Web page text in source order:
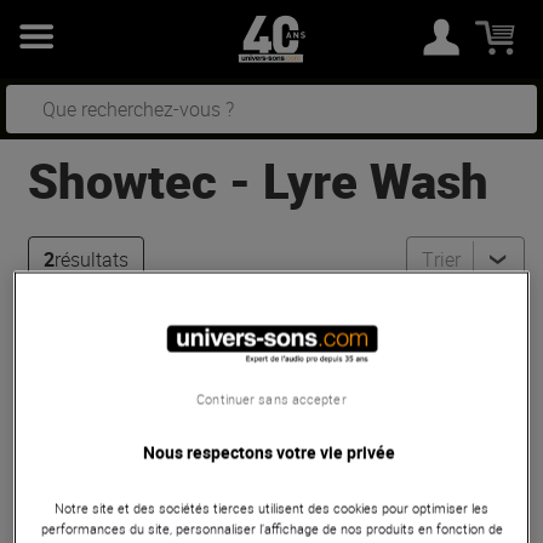
Showtec - Lyre Wash
2résultats Trier
ShowtecShark Wash One
ShowtecPhantom Matrix FX
Nous respectons votre vie privée
Notre site et des sociétés tierces utilisent des cookies pour optimiser les
performances du site, personnaliser l’affichage de nos produits en fonction de
Continuer sans accepter